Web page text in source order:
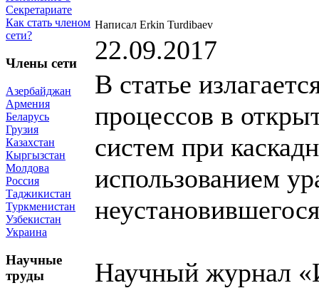
Секретариате
Как стать членом
сети?
Члены сети
Азербайджан
Армения
Беларусь
Грузия
Казахстан
Кыргызстан
Молдова
Россия
Таджикистан
Туркменистан
Узбекистан
Украина
Научные
труды
Написал Erkin Turdibaev
22.09.2017
В статье
процессов в
систем при
использованием
Научный журнал